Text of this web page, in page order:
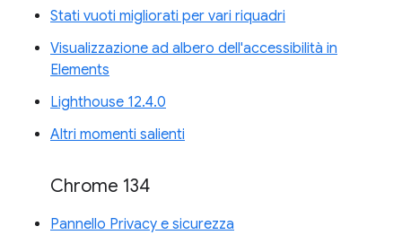
Stati vuoti migliorati per vari riquadri
Visualizzazione ad albero dell'accessibilità in
Elements
Lighthouse 12.4.0
Altri momenti salienti
Chrome 134
Pannello Privacy e sicurezza